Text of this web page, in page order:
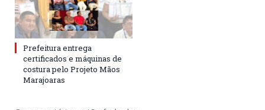
Prefeitura entrega
certificados e máquinas de
costura pelo Projeto Mãos
Marajoaras